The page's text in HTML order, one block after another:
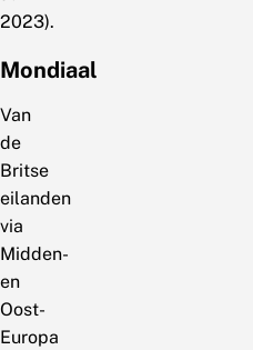
2023).
Mondiaal
Van
de
Britse
eilanden
via
Midden-
en
Oost-
Europa